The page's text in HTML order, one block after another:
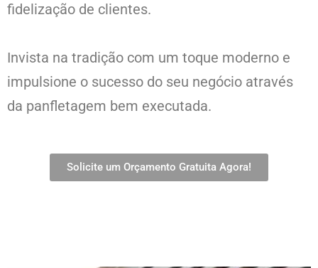
fidelização de clientes.
Invista na tradição com um toque moderno e
impulsione o sucesso do seu negócio através
da panfletagem bem executada.
Solicite um Orçamento Gratuita Agora!